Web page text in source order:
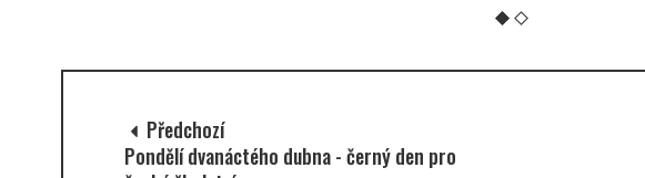
Předchozí
Pondělí dvanáctého dubna - černý den pro